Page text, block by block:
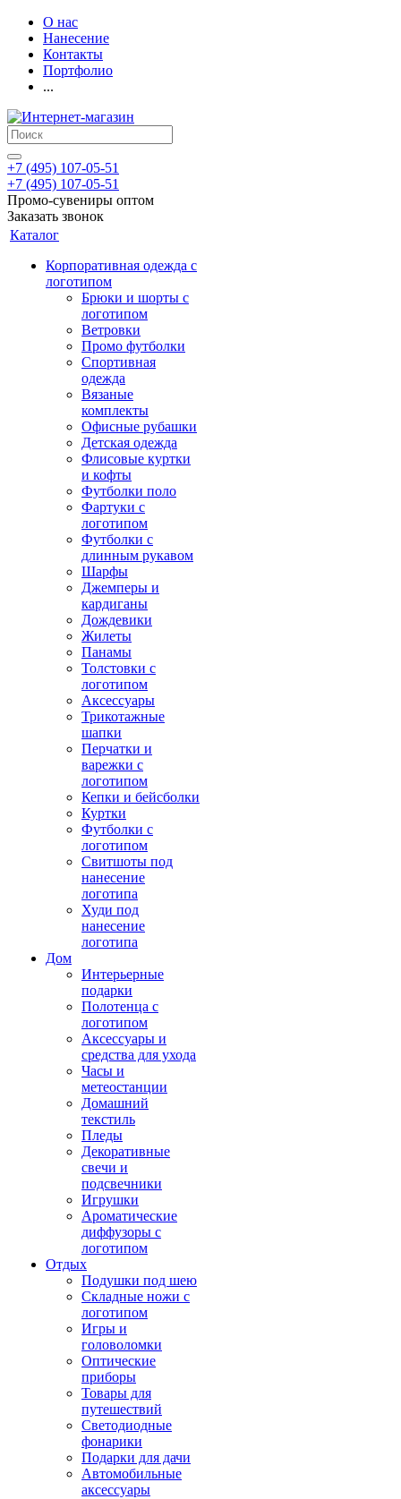
О нас
Нанесение
Контакты
Портфолио
...
+7 (495) 107-05-51
+7 (495) 107-05-51
Промо-сувениры оптом
Заказать звонок
Каталог
Корпоративная одежда с
логотипом
Брюки и шорты с
логотипом
Ветровки
Промо футболки
Спортивная
одежда
Вязаные
комплекты
Офисные рубашки
Детская одежда
Флисовые куртки
и кофты
Футболки поло
Фартуки с
логотипом
Футболки с
длинным рукавом
Шарфы
Джемперы и
кардиганы
Дождевики
Жилеты
Панамы
Толстовки с
логотипом
Аксессуары
Трикотажные
шапки
Перчатки и
варежки с
логотипом
Кепки и бейсболки
Куртки
Футболки с
логотипом
Свитшоты под
нанесение
логотипа
Худи под
нанесение
логотипа
Дом
Интерьерные
подарки
Полотенца с
логотипом
Аксессуары и
средства для ухода
Часы и
метеостанции
Домашний
текстиль
Пледы
Декоративные
свечи и
подсвечники
Игрушки
Ароматические
диффузоры с
логотипом
Отдых
Подушки под шею
Складные ножи с
логотипом
Игры и
головоломки
Оптические
приборы
Товары для
путешествий
Светодиодные
фонарики
Подарки для дачи
Автомобильные
аксессуары